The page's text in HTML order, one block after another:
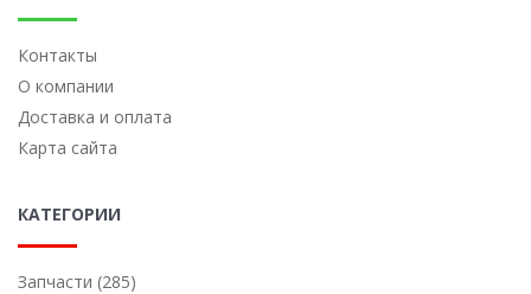
Контакты
О компании
Доставка и оплата
Карта сайта
КАТЕГОРИИ
Запчасти (285)